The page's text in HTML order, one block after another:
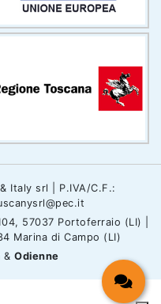
Italy srl | P.IVA/C.F.:
57037 Portoferraio (LI) |
Marina di Campo (LI)
&Odienne